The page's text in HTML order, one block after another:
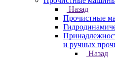
Назад
Прочистные
и ручных
Назад